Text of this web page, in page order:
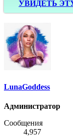
УВИДЕТЬ
LunaGoddess
Администратор
Сообщения
4,957